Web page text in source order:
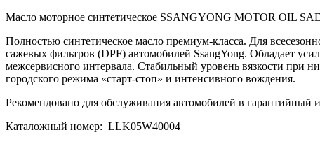
Масло моторное синтетическое SSANGYONG MOTOR OIL
Полностью синтетическое масло премиум-класса. Для
сажевых фильтров (DPF) автомобилей SsangYong. Обладает
межсервисного интервала. Стабильный уровень вязкости при
городского режима «старт-стоп» и интенсивного вождения.
Рекомендовано для обслуживания автомобилей в гарантийный
Каталожный номер: LLK05W40004